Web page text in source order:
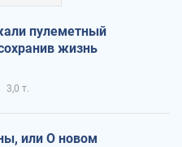
пулеметный
жизнь
3,0 т.
или О новом